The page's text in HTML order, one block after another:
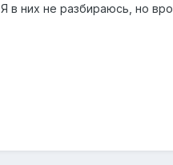
Я в них не разбираюсь, но